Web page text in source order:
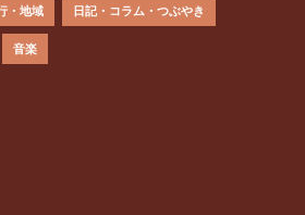
・地域 日記・コラム・つぶやき
音楽